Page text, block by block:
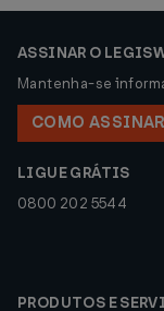
ASSINAR O
Mantenha-se
COMO ASSINAR
LIGUE GRÁTIS
0800 202 5544
PRODUTOS E